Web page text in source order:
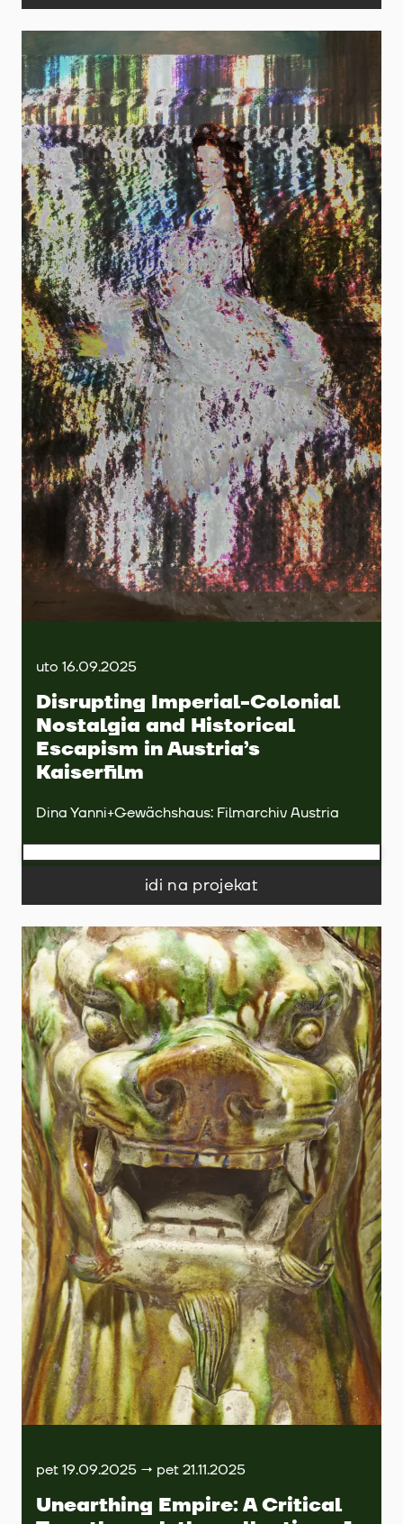
uto 16.09.2025
Disrupting Imperial-Colonial
Nostalgia and Historical
Escapism in Austria’s
Kaiserfilm
Dina Yanni+Gewächshaus: Filmarchiv Austria
idi na projekat
pet 19.09.2025 → pet 21.11.2025
Unearthing Empire: A Critical